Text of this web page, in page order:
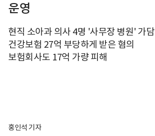
운영
현직 소아과 의사 4명 '사무장 병원' 가담
건강보험 27억 부당하게 받은 혐의
보험회사도 17억 가량 피해
홍인석 기자